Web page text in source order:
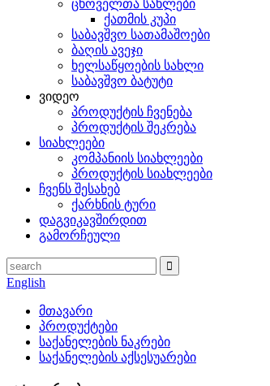
ცხოველთა სახლები
ქათმის კუპი
საბავშვო სათამაშოები
ბაღის ავეჯი
ხელსაწყოების სახლი
საბავშვო ბატუტი
ვიდეო
პროდუქტის ჩვენება
პროდუქტის შეკრება
სიახლეები
კომპანიის სიახლეები
პროდუქტის სიახლეები
ჩვენს შესახებ
ქარხნის ტური
დაგვიკავშირდით
გამორჩეული
English
მთავარი
პროდუქტები
საქანელების ნაკრები
საქანელების აქსესუარები